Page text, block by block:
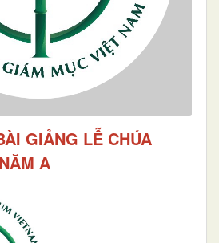
GIẢNG LỄ CHÚA
A